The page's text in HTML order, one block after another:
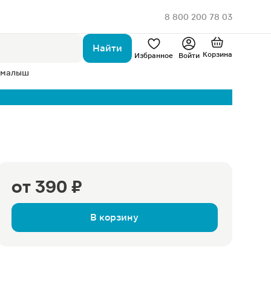
8 800 200 78 03
Найти
Избранное Войти Корзина
от 390 ₽
В корзину